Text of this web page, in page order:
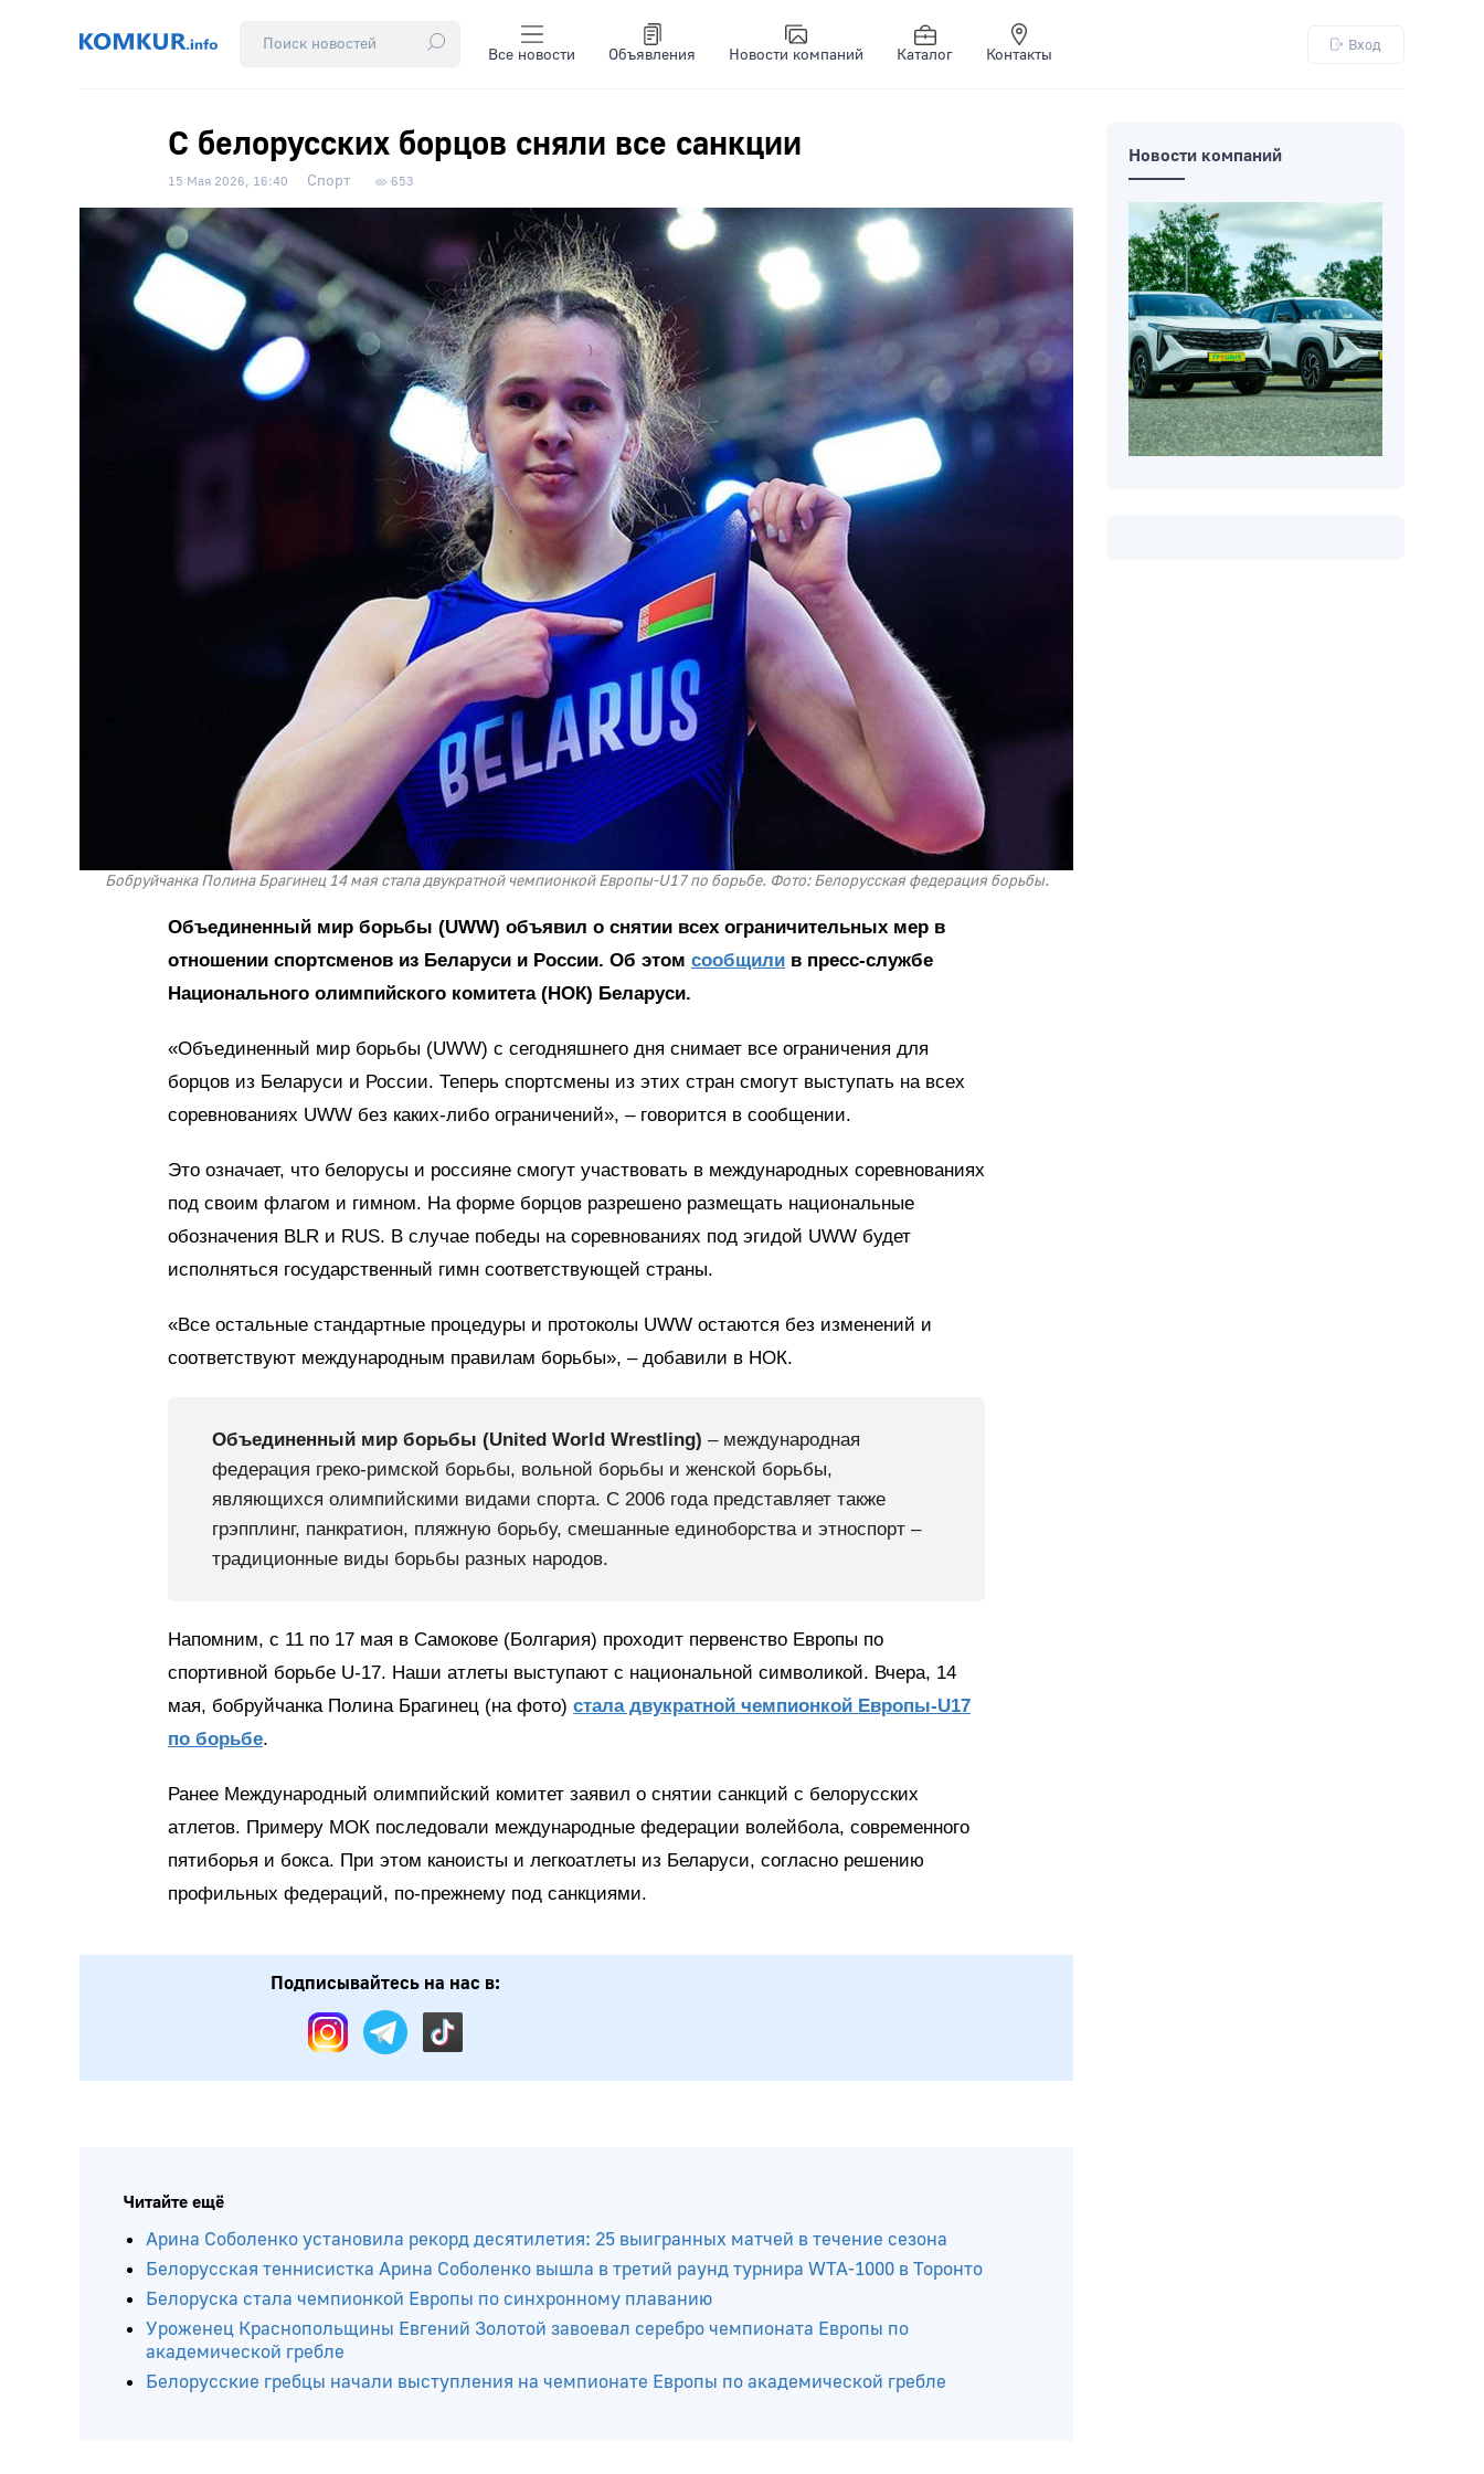
Все новости Объявления Новости компаний Каталог Контакты
Вход
С белорусских борцов сняли все санкции
15 Мая 2026, 16:40 Спорт 653
Бобруйчанка Полина Брагинец 14 мая стала двукратной чемпионкой Европы-U17 по борьбе. Фото: Белорусская федерация борьбы.
Объединенный мир борьбы (UWW) объявил о снятии всех ограничительных мер в
отношении спортсменов из Беларуси и России. Об этом сообщили в пресс-службе
Национального олимпийского комитета (НОК) Беларуси.
«Объединенный мир борьбы (UWW) с сегодняшнего дня снимает все ограничения для
борцов из Беларуси и России. Теперь спортсмены из этих стран смогут выступать на всех
соревнованиях UWW без каких-либо ограничений», – говорится в сообщении.
Это означает, что белорусы и россияне смогут участвовать в международных соревнованиях
под своим флагом и гимном. На форме борцов разрешено размещать национальные
обозначения BLR и RUS. В случае победы на соревнованиях под эгидой UWW будет
исполняться государственный гимн соответствующей страны.
«Все остальные стандартные процедуры и протоколы UWW остаются без изменений и
соответствуют международным правилам борьбы», – добавили в НОК.
Объединенный мир борьбы (United World Wrestling) – международная
федерация греко-римской борьбы, вольной борьбы и женской борьбы,
являющихся олимпийскими видами спорта. С 2006 года представляет также
грэпплинг, панкратион, пляжную борьбу, смешанные единоборства и этноспорт –
традиционные виды борьбы разных народов.
Напомним, с 11 по 17 мая в Самокове (Болгария) проходит первенство Европы по
спортивной борьбе U-17. Наши атлеты выступают с национальной символикой. Вчера, 14
мая, бобруйчанка Полина Брагинец (на фото) стала двукратной чемпионкой Европы-U17
по борьбе.
Ранее Международный олимпийский комитет заявил о снятии санкций с белорусских
атлетов. Примеру МОК последовали международные федерации волейбола, современного
пятиборья и бокса. При этом каноисты и легкоатлеты из Беларуси, согласно решению
профильных федераций, по-прежнему под санкциями.
Подписывайтесь на нас в:
Читайте ещё
Арина Соболенко установила рекорд десятилетия: 25 выигранных матчей в течение сезона
Белорусская теннисистка Арина Соболенко вышла в третий раунд турнира WTA-1000 в Торонто
Белоруска стала чемпионкой Европы по синхронному плаванию
Новости компаний